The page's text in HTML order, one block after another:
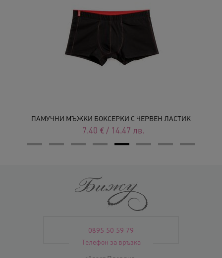
ПАМУЧНИ МЪЖКИ БОКСЕРКИ С ЧЕРВЕН ЛАСТИК
7.40 € / 14.47 лв.
0895 50 59 79
Телефон за връзка